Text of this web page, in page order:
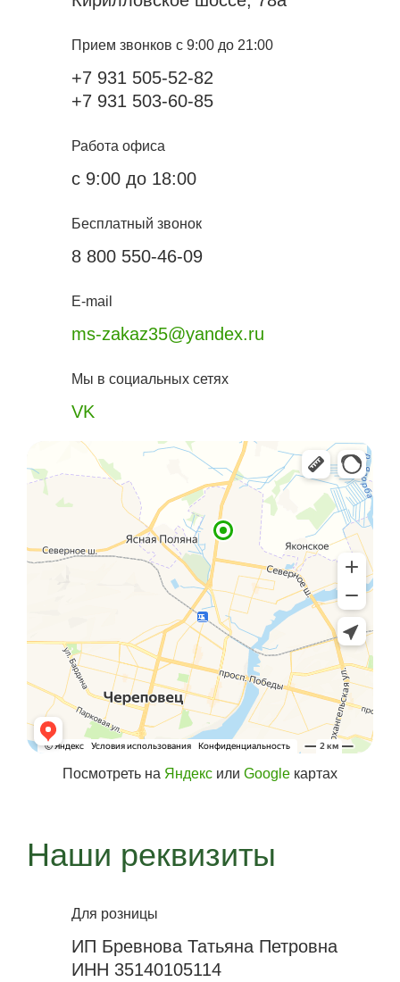
Прием звонков с 9:00 до 21:00
+7 931 505-52-82
+7 931 503-60-85
Работа офиса
с 9:00 до 18:00
Бесплатный звонок
8 800 550-46-09
E-mail
ms-zakaz35@yandex.ru
Мы в социальных сетях
VK
Посмотреть на Яндекс или Google картах
Наши реквизиты
Для розницы
ИП Бревнова Татьяна Петровна
ИНН 35140105114